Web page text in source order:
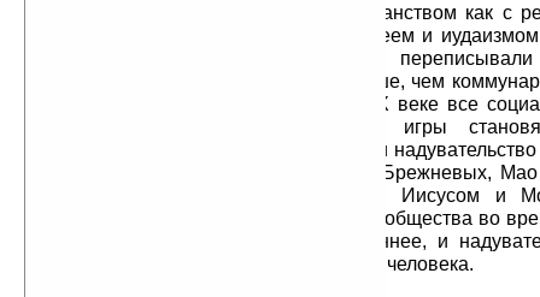
С Иисусом Христом и с христианством как с
совершенно аналогичная. И с Моисеем и
Хозяева иудаизма и христианства
истории (Библию и Талмуд) не меньше, чем
свои учебники истории. Просто в ХХ веке все
резко убыстрились, политические игры
протяжении жизни одного человека и
(Лениных и Сталиных, Хрущевых и Брежневых,
Потов) становятся очевидными. С Иисусом и
сложнее, так как процессы развития общества во
христианства были намного медленнее, и
заметно на протяжении жизни одного человека.